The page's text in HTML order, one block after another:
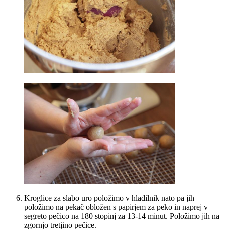
Kroglice za slabo uro položimo v hladilnik nato pa jih
položimo na pekač obložen s papirjem za peko in naprej v
segreto pečico na 180 stopinj za 13-14 minut. Položimo jih na
zgornjo tretjino pečice.